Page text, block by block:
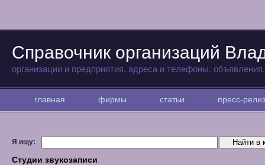
Справочник организаций
организации и предприятия, адреса и телефоны,
главная фирмы статьи пресс-
Я ищу:
Студии звукозаписи